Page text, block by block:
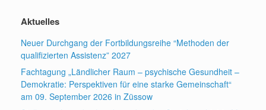
Aktuelles
Neuer Durchgang der Fortbildungsreihe “Methoden der
qualifizierten Assistenz” 2027
Fachtagung „Ländlicher Raum – psychische Gesundheit –
Demokratie: Perspektiven für eine starke Gemeinschaft“
am 09. September 2026 in Züssow